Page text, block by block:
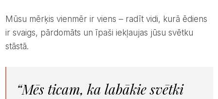
Mūsu mērķis vienmēr ir viens – radīt vidi, kurā ēdiens
ir svaigs, pārdomāts un īpaši iekļaujas jūsu svētku
stāstā.
“Mēs ticam, ka labākie svētki